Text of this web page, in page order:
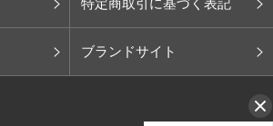
特定商取引に基づく表記
ブランドサイト